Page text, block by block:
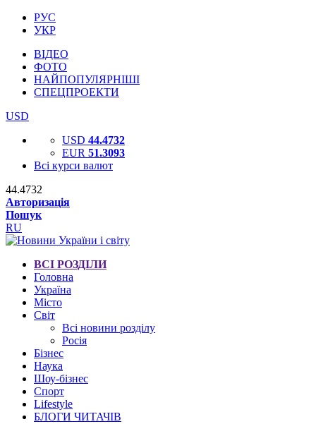
РУС
УКР
ВІДЕО
ФОТО
НАЙПОПУЛЯРНІШІ
СПЕЦПРОЕКТИ
USD
USD 44.4732
EUR 51.3093
Всі курси валют
44.4732
Авторизація
Пошук
RU
ВСІ РОЗДІЛИ
Головна
Україна
Місто
Світ
Всі новини розділу
Росія
Бізнес
Наука
Шоу-бізнес
Спорт
Lifestyle
БЛОГИ ЧИТАЧІВ